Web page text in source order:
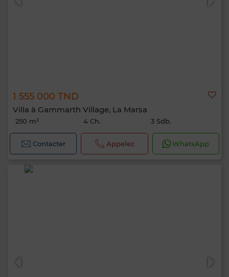
1 555 000 TND
Villa à Gammarth Village, La Marsa
250 m² 4 Ch. 3 Sdb.
Contacter Appelez WhatsApp